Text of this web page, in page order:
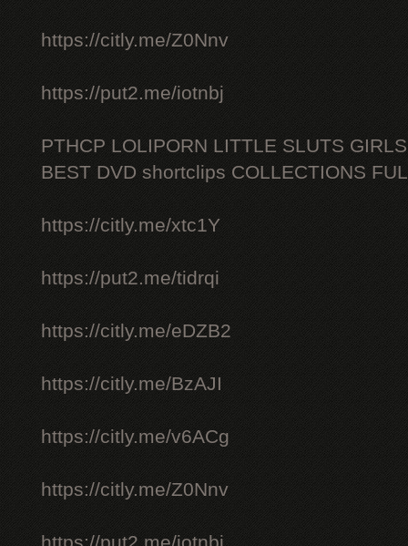
https://citly.me/Z0Nnv
https://put2.me/iotnbj
PTHCP LOLIPORN LITTLE SLUTS
BEST DVD shortclips COLLECTIONS
https://citly.me/xtc1Y
https://put2.me/tidrqi
https://citly.me/eDZB2
https://citly.me/BzAJI
https://citly.me/v6ACg
https://citly.me/Z0Nnv